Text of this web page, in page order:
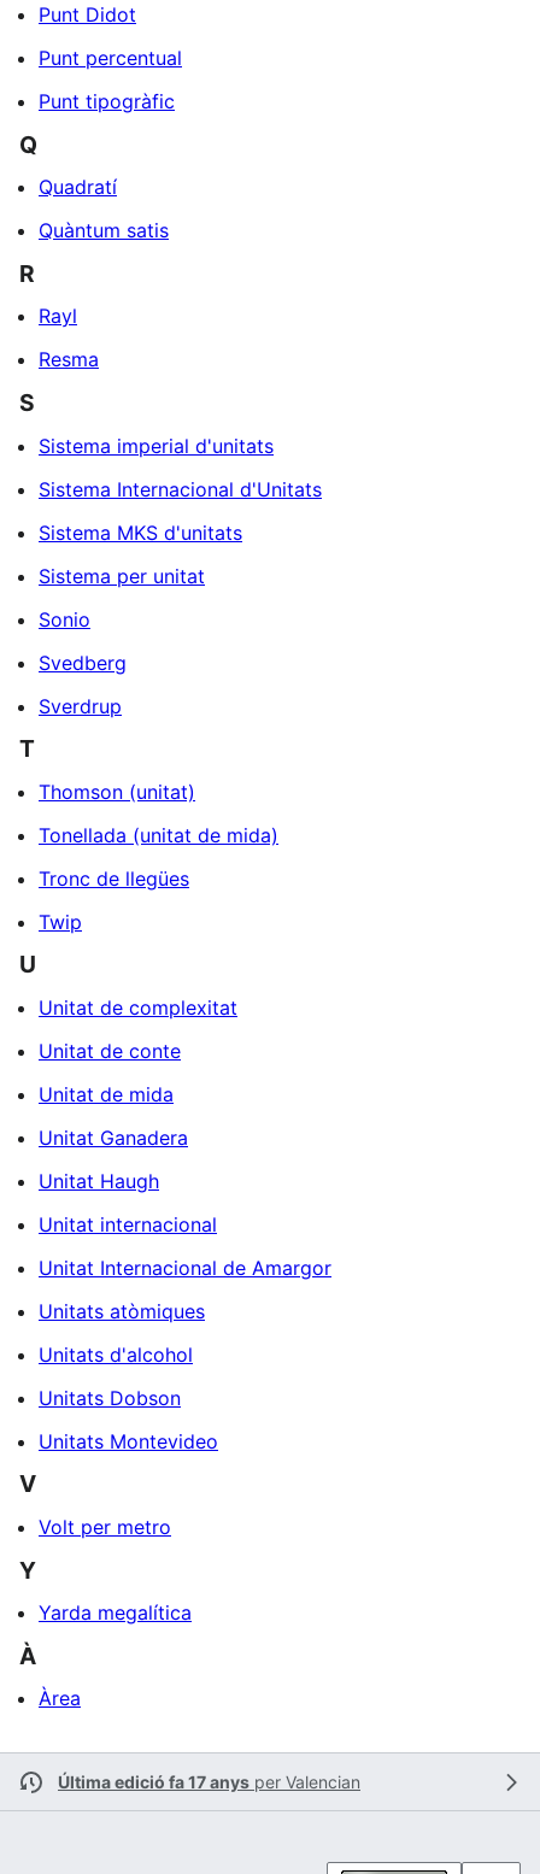
Punt Didot
Punt percentual
Punt tipogràfic
Q
Quadratí
Quàntum satis
R
Rayl
Resma
S
Sistema imperial d'unitats
Sistema Internacional d'Unitats
Sistema MKS d'unitats
Sistema per unitat
Sonio
Svedberg
Sverdrup
T
Thomson (unitat)
Tonellada (unitat de mida)
Tronc de llegües
Twip
U
Unitat de complexitat
Unitat de conte
Unitat de mida
Unitat Ganadera
Unitat Haugh
Unitat internacional
Unitat Internacional de Amargor
Unitats atòmiques
Unitats d'alcohol
Unitats Dobson
Unitats Montevideo
V
Volt per metro
Y
Yarda megalítica
À
Àrea
Última edició fa 17 anys per Valencian